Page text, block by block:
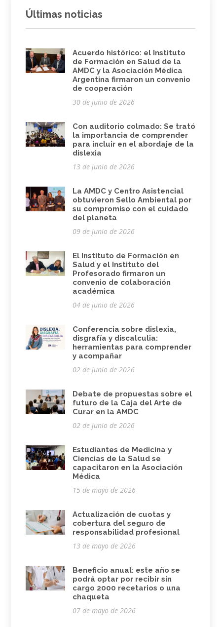
Últimas noticias
Acuerdo histórico: el Instituto
de Formación en Salud de la
AMDC y la Asociación Médica
Argentina firmaron un convenio
de cooperación
30 de junio de 2026
Con auditorio colmado: Se trató
la importancia de comprender
para incluir en el abordaje de la
dislexia
13 de junio de 2026
La AMDC y Centro Asistencial
obtuvieron Sello Ambiental por
su compromiso con el cuidado
del planeta
09 de junio de 2026
El Instituto de Formación en
Salud y el Instituto del
Profesorado firmaron un
convenio de colaboración
académica
04 de junio de 2026
Conferencia sobre dislexia,
disgrafía y discalculia:
herramientas para comprender
y acompañar
02 de junio de 2026
Debate de propuestas sobre el
futuro de la Caja del Arte de
Curar en la AMDC
02 de junio de 2026
Estudiantes de Medicina y
Ciencias de la Salud se
capacitaron en la Asociación
Médica
15 de mayo de 2026
Actualización de cuotas y
cobertura del seguro de
responsabilidad profesional
13 de mayo de 2026
Beneficio anual: este año se
podrá optar por recibir sin
cargo 2000 recetarios o una
chaqueta
07 de mayo de 2026